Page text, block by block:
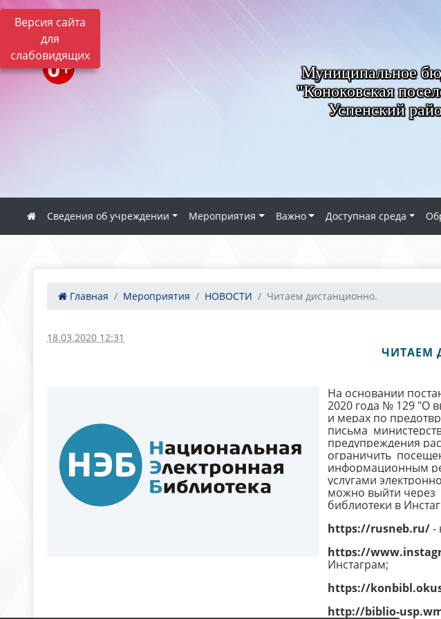
Версия сайта
для
слабовидящих
Муниципальное
"Коноковская
Успенский
Сведения об учреждении Мероприятия Важно Доступная среда
Главная Мероприятия НОВОСТИ Читаем дистанционно.
18.03.2020 12:31
ЧИТАЕМ
На основании
2020 года № 129 "О
и мерах по
письма
предупреждения
ограничить
информационным
услугами
можно выйти через
библиотеки в
https://rusneb.ru/-
https://
Инстаграм;
https://
http://biblio-